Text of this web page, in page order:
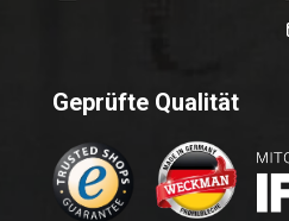
Geprüfte Qualität